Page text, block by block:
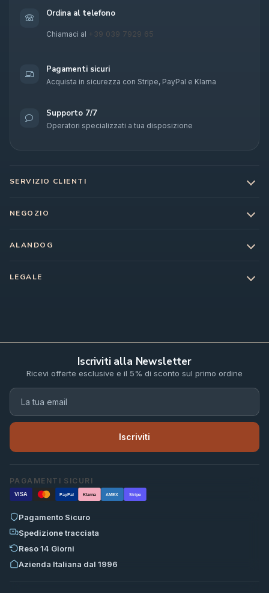
Ordina al telefono
Chiamaci al +39 039 7929 65
Pagamenti sicuri
Acquista in sicurezza con Stripe, PayPal e Klarna
Supporto 7/7
Operatori specializzati a tua disposizione
SERVIZIO CLIENTI
NEGOZIO
ALANDOG
LEGALE
Iscriviti alla Newsletter
Ricevi offerte esclusive e il 5% di sconto sul primo ordine
Iscriviti
PAGAMENTI SICURI
VISA PayPal Klarna AMEX Stripe
Pagamento Sicuro
Spedizione tracciata
Reso 14 Giorni
Azienda Italiana dal 1996